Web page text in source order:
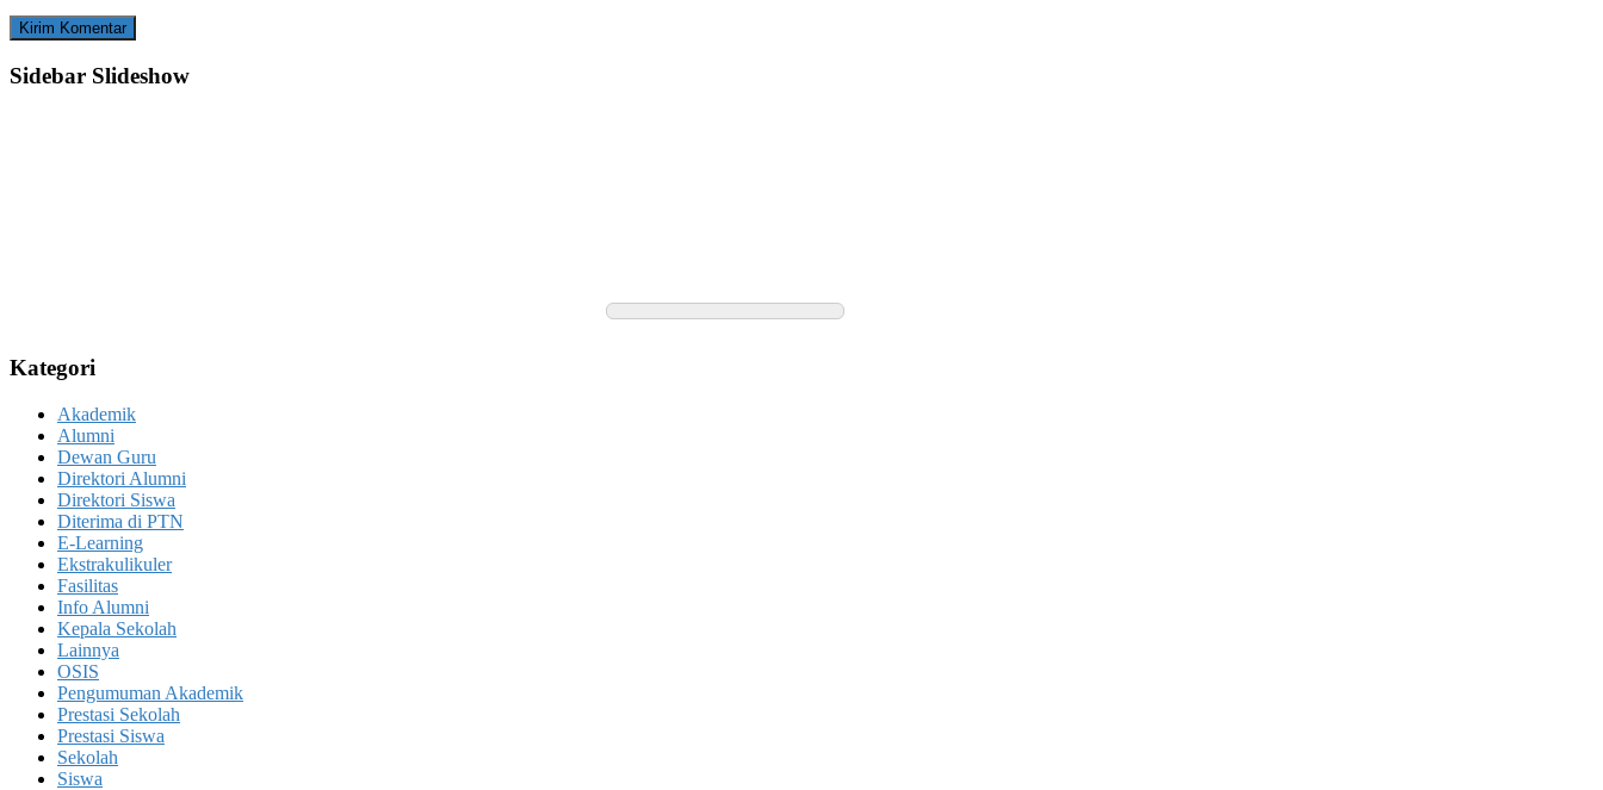
Sidebar Slideshow
Kategori
Akademik
Alumni
Dewan Guru
Direktori Alumni
Direktori Siswa
Diterima di PTN
E-Learning
Ekstrakulikuler
Fasilitas
Info Alumni
Kepala Sekolah
Lainnya
OSIS
Pengumuman Akademik
Prestasi Sekolah
Prestasi Siswa
Sekolah
Siswa